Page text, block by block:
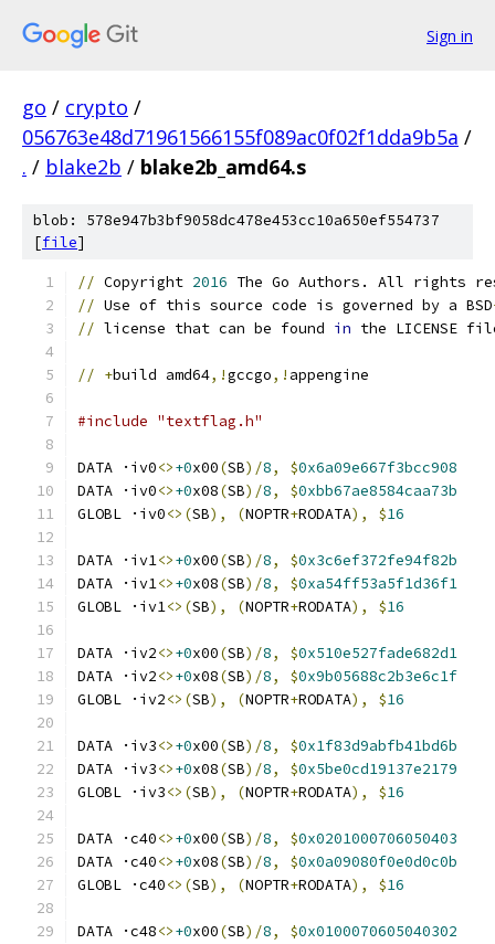
Sign in
go / crypto /
056763e48d71961566155f089ac0f02f1dda9b5a /
. / blake2b / blake2b_amd64.s
blob: 578e947b3bf9058dc478e453cc10a650ef554737
[file]
// Copyright 2016 The Go Authors. All rights
// Use of this source code is governed by a BSD
// license that can be found in the LICENSE
// +build amd64,!gccgo,! appengine
#include "textflag.h"
DATA ·iv0<>+0x00(SB)/8, $0x6a09e667f3bcc908
DATA ·iv0<>+0x08(SB)/8, $0xbb67ae8584caa73b
GLOBL ·iv0<>(SB), (NOPTR+RODATA), $16
DATA ·iv1<>+0x00(SB)/8, $0x3c6ef372fe94f82b
DATA ·iv1<>+0x08(SB)/8, $0xa54ff53a5f1d36f1
GLOBL ·iv1<>(SB), (NOPTR+RODATA), $16
DATA ·iv2<>+0x00(SB)/8, $0x510e527fade682d1
DATA ·iv2<>+0x08(SB)/8, $0x9b05688c2b3e6c1f
GLOBL ·iv2<>(SB), (NOPTR+RODATA), $16
DATA ·iv3<>+0x00(SB)/8, $0x1f83d9abfb41bd6b
DATA ·iv3<>+0x08(SB)/8, $0x5be0cd19137e2179
GLOBL ·iv3<>(SB), (NOPTR+RODATA), $16
DATA ·c40<>+0x00(SB)/8, $0x0201000706050403
DATA ·c40<>+0x08(SB)/8, $0x0a09080f0e0d0c0b
GLOBL ·c40<>(SB), (NOPTR+RODATA), $16
DATA ·c48<>+0x00(SB)/8, $0x0100070605040302